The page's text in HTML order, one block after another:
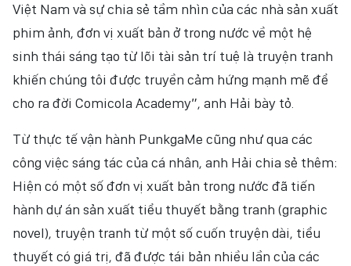
Việt Nam và sự chia sẻ tầm nhìn của các nhà sản xuất
phim ảnh, đơn vị xuất bản ở trong nước về một hệ
sinh thái sáng tạo từ lõi tài sản trí tuệ là truyện tranh
khiến chúng tôi được truyền cảm hứng mạnh mẽ để
cho ra đời Comicola Academy”, anh Hải bày tỏ.
Từ thực tế vận hành PunkgaMe cũng như qua các
công việc sáng tác của cá nhân, anh Hải chia sẻ thêm:
Hiện có một số đơn vị xuất bản trong nước đã tiến
hành dự án sản xuất tiểu thuyết bằng tranh (graphic
novel), truyện tranh từ một số cuốn truyện dài, tiểu
thuyết có giá trị, đã được tái bản nhiều lần của các